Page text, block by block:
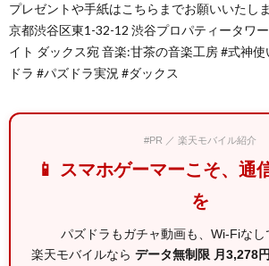
プレゼントや手紙はこちらまでお願いいたし
京都渋谷区東1-32-12 渋谷プロパティータワ
イト ダックス宛 音楽:甘茶の音楽工房 #式神
ドラ #パズドラ実況 #ダックス
#PR ／ 楽天モバイル紹介
📱 スマホゲーマーこそ、通
を
パズドラもガチャ動画も、Wi-Fiなし
楽天モバイルなら データ無制限 月3,278円